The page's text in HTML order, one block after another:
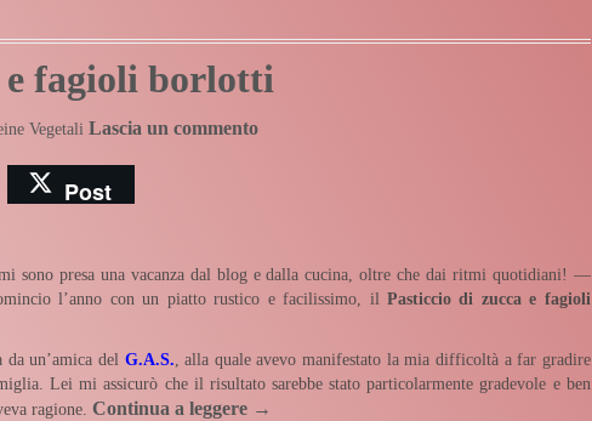
e fagioli borlotti
Vegetali Lascia un commento
Post
sono presa una vacanza dal blog e dalla cucina, oltre che dai ritmi quotidiani! —
l’anno con un piatto rustico e facilissimo, il Pasticcio di zucca e fagioli
da un’amica del G.A.S., alla quale avevo manifestato la mia difficoltà a far gradire
Lei mi assicurò che il risultato sarebbe stato particolarmente gradevole e ben
ragione. Continua a leggere →